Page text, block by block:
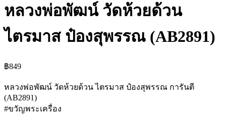
หลวงพ่อพัฒน์ วัดห้วยด้วน
ไตรมาส ป๋องสุพรรณ (AB2891)
฿849
หลวงพ่อพัฒน์ วัดห้วยด้วน ไตรมาส ป๋องสุพรรณ การันตี
(AB2891)
#ขวัญพระเครื่อง